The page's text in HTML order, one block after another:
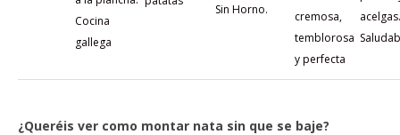
Cocina
gallega
Sin Horno.
cremosa,
temblorosa
y perfecta
acelgas.
¿Queréis ver como montar nata sin que se baje?